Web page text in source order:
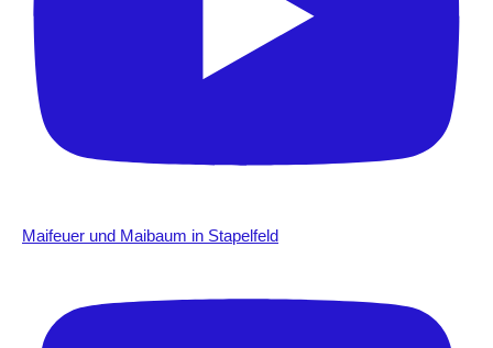
Maifeuer und Maibaum in Stapelfeld